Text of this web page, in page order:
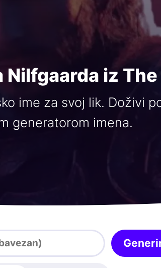
Nilfgaarda iz
ime za svoj lik. Doživi
generatorom imena.